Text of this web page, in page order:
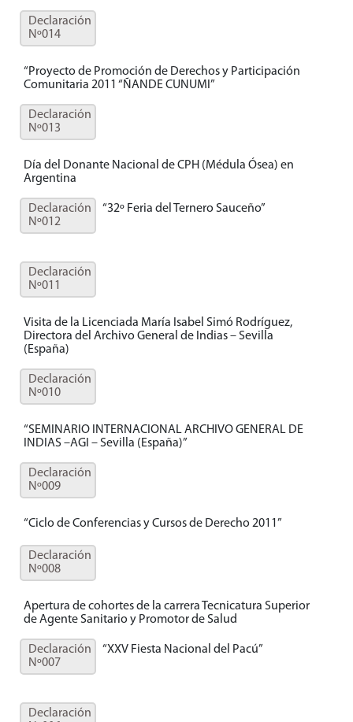
Declaración
Nº014
“Proyecto de Promoción de Derechos y Participación
Comunitaria 2011 “ÑANDE CUNUMI”
Declaración
Nº013
Día del Donante Nacional de CPH (Médula Ósea) en
Argentina
Declaración
Nº012
“32º Feria del Ternero Sauceño”
Declaración
Nº011
Visita de la Licenciada María Isabel Simó Rodríguez,
Directora del Archivo General de Indias – Sevilla
(España)
Declaración
Nº010
“SEMINARIO INTERNACIONAL ARCHIVO GENERAL DE
INDIAS –AGI – Sevilla (España)”
Declaración
Nº009
“Ciclo de Conferencias y Cursos de Derecho 2011”
Declaración
Nº008
Apertura de cohortes de la carrera Tecnicatura Superior
de Agente Sanitario y Promotor de Salud
Declaración
Nº007
“XXV Fiesta Nacional del Pacú”
Declaración